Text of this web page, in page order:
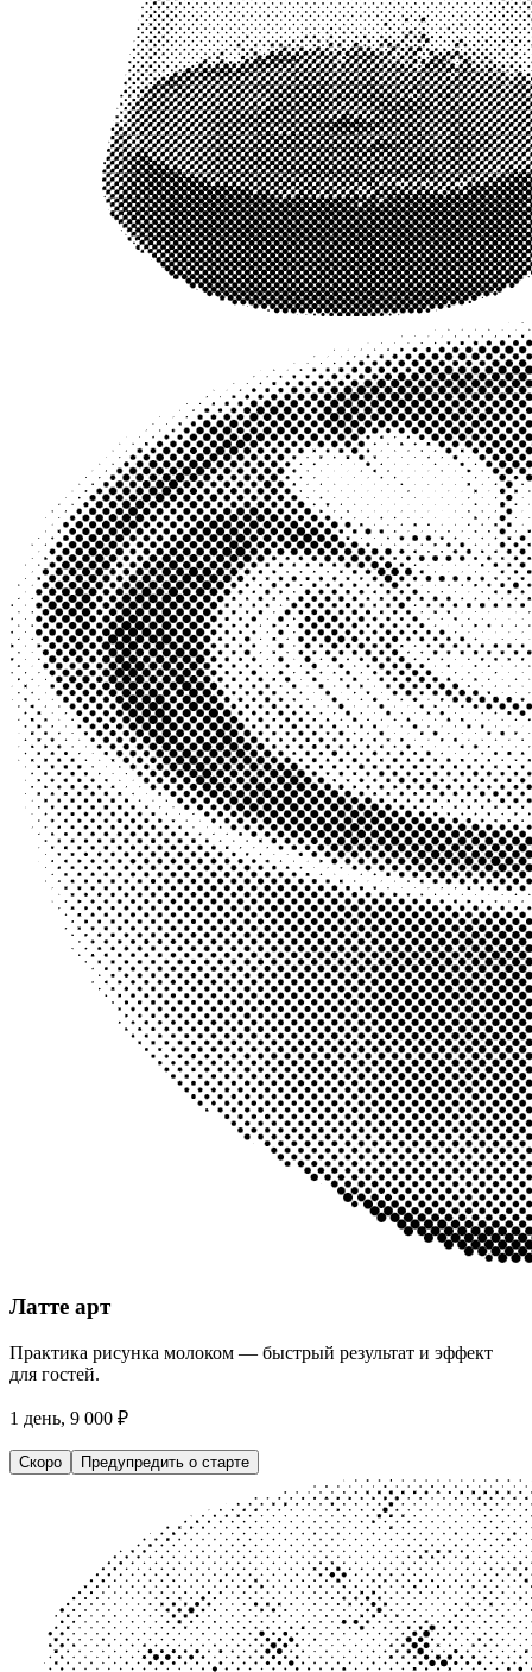
Латте арт
Практика рисунка молоком — быстрый результат и эффект
для гостей.
1 день, 9 000 ₽
Скоро Предупредить о старте